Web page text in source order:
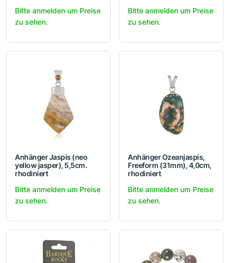
Bitte anmelden um Preise
zu sehen.
Bitte anmelden um Preise
zu sehen.
Anhänger Jaspis (neo
yellow jasper), 5,5cm.
rhodiniert
Bitte anmelden um Preise
zu sehen.
Anhänger Ozeanjaspis,
Freeform (31mm), 4,0cm,
rhodiniert
Bitte anmelden um Preise
zu sehen.